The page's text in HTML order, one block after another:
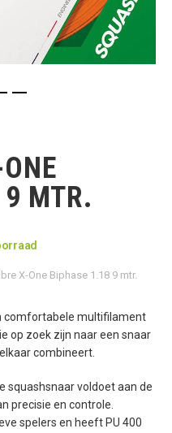
MTR.
X-One Biphase 1.18 9 mtr.
comfortabele multifilament
op zoek zijn naar een snaar
combineert.
squashsnaar voldoet aan de
precisie en controle.
spelers en heeft PU 400